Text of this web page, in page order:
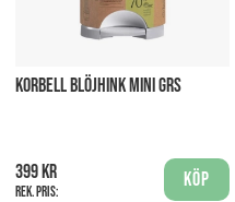
KORBELL BLÖJHINK MINI GRS
399 kr
Rek. pris:
Köp